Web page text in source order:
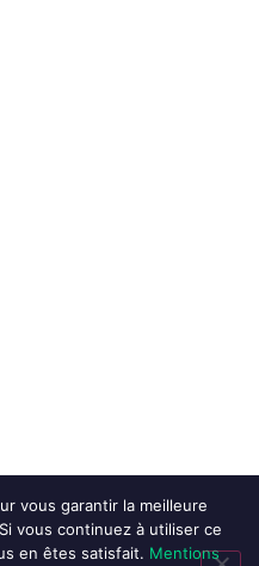
vous garantir la meilleure
vous continuez à utiliser ce
en êtes satisfait. Mentions